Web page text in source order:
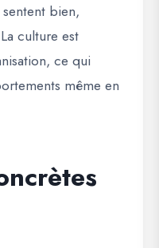
bien,
culture est
ce qui
même en